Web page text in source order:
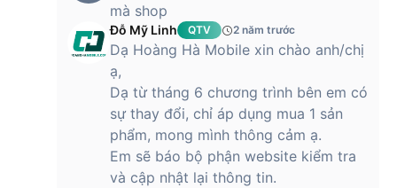
mà shop
Đỗ Mỹ Linh QTV 2 năm trước
Dạ Hoàng Hà Mobile xin chào anh/chị
ạ,
Dạ từ tháng 6 chương trình bên em có
sự thay đổi, chỉ áp dụng mua 1 sản
phẩm, mong mình thông cảm ạ.
Em sẽ báo bộ phận website kiểm tra
và cập nhật lại thông tin.